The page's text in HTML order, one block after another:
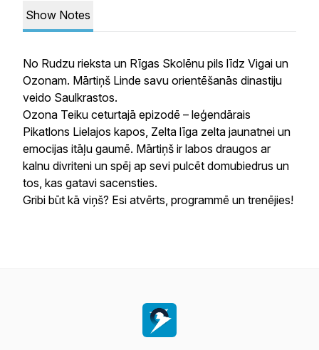
Show Notes
No Rudzu rieksta un Rīgas Skolēnu pils līdz Vigai un
Ozonam. Mārtiņš Linde savu orientēšanās dinastiju
veido Saulkrastos.
Ozona Teiku ceturtajā epizodē – leģendārais
Pikatlons Lielajos kapos, Zelta līga zelta jaunatnei un
emocijas itāļu gaumē. Mārtiņš ir labos draugos ar
kalnu divriteni un spēj ap sevi pulcēt domubiedrus un
tos, kas gatavi sacensties.
Gribi būt kā viņš? Esi atvērts, programmē un trenējies!